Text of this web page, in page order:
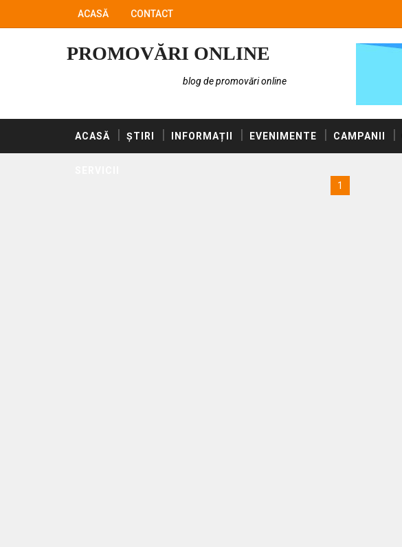
ACASĂ CONTACT
PROMOVĂRI ONLINE
blog de promovări online
ACASĂ ȘTIRI INFORMAȚII EVENIMENTE CAMPANII
1